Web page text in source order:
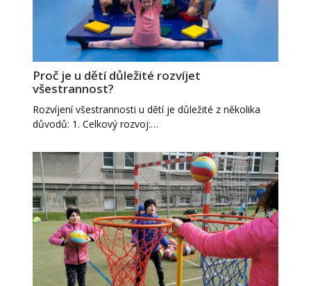
Proč je u dětí důležité rozvíjet
všestrannost?
Rozvíjení všestrannosti u dětí je důležité z několika
důvodů: 1. Celkový rozvoj:…